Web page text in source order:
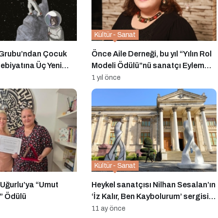
Çocuk
Üç Yeni
Önce Aile Derneği, bu yıl “Yılın Rol
Modeli Ödülü”nü sanatçı Eylem
Erdem Uğurlu’ya verdi
Kültür - Sanat
1 yıl önce
“Umut
Ödülü
Heykel sanatçısı Nilhan Sesalan’ın
‘İz Kalır, Ben Kaybolurum’ sergisi
ziyaretçilerini bekliyor
Kültür - Sanat
11 ay önce